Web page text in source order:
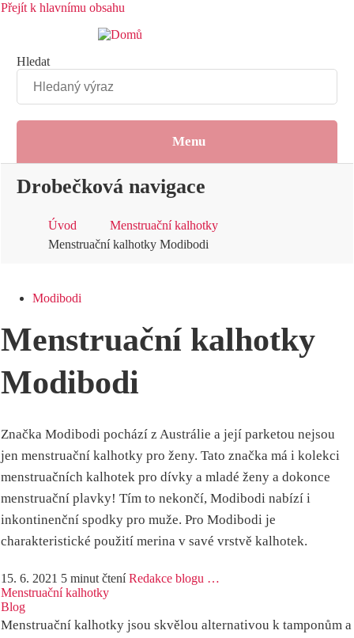
Přejít k hlavnímu obsahu
Hledat
Menu
Drobečková navigace
Úvod
Menstruační kalhotky
Menstruační kalhotky Modibodi
Modibodi
Menstruační kalhotky
Modibodi
Značka Modibodi pochází z Austrálie a její parketou nejsou
jen menstruační kalhotky pro ženy. Tato značka má i kolekci
menstruačních kalhotek pro dívky a mladé ženy a dokonce
menstruační plavky! Tím to nekončí, Modibodi nabízí i
inkontinenční spodky pro muže. Pro Modibodi je
charakteristické použití merina v savé vrstvě kalhotek.
15. 6. 2021 5 minut čtení Redakce blogu …
Menstruační kalhotky
Blog
Menstruační kalhotky jsou skvělou alternativou k tamponům a